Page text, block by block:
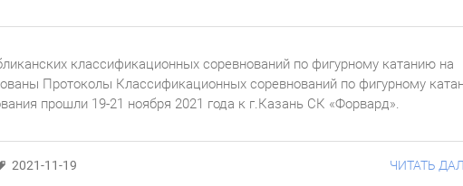
классификационных соревнований по фигурному катанию на
Протоколы Классификационных соревнований по фигурному
прошли 19-21 ноября 2021 года к г.Казань СК «Форвард».
2021-11-19 ЧИТАТЬ